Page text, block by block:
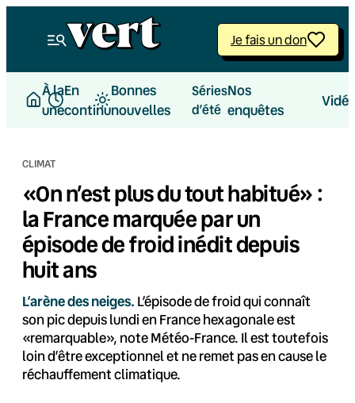
Je fais un don
À la
une
En
continu
Bonnes
nouvelles
Séries
d’été
Nos
enquêtes
CLIMAT
«On n’est plus du tout habitué» :
la France marquée par un
épisode de froid inédit depuis
huit ans
L’arène des neiges. L’épisode de froid qui connaît
son pic depuis lundi en France hexagonale est
«remarquable», note Météo-France. Il est toutefois
loin d’être exceptionnel et ne remet pas en cause le
réchauffement climatique.